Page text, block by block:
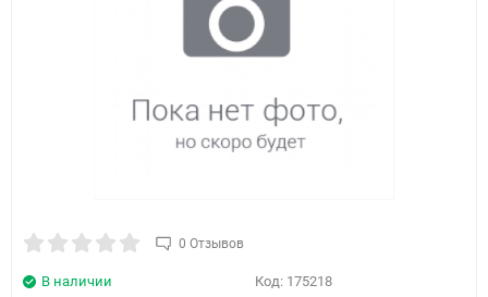
0 Отзывов
Код: 175218
В наличии